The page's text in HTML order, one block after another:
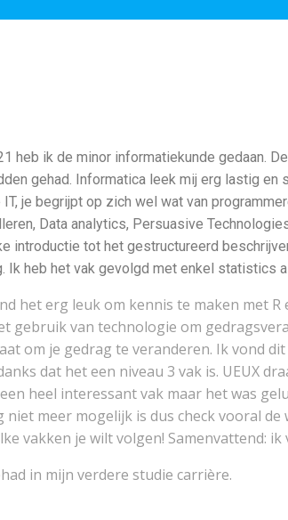
heb ik de minor informatiekunde gedaan.
gehad. Informatica leek mij erg lastig
je begrijpt op zich wel wat van
Data analytics, Persuasive
introductie tot het gestructureerd
Ik heb het vak gevolgd met enkel statistics
het erg leuk om kennis te maken met
gebruik van technologie om
om je gedrag te veranderen. Ik vond
dat het een niveau 3 vak is. UEUX
heel interessant vak maar het was
meer mogelijk is dus check vooral
vakken je wilt volgen! Samenvattend:
in mijn verdere studie carrière.